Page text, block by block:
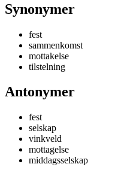
Synonymer
fest
sammenkomst
mottakelse
tilstelning
Antonymer
fest
selskap
vinkveld
mottagelse
middagsselskap